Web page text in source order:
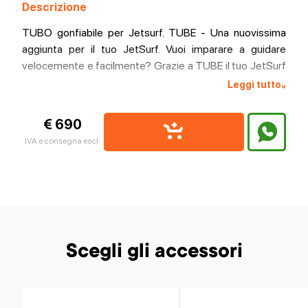
Descrizione
TUBO gonfiabile per Jetsurf. TUBE - Una nuovissima
aggiunta per il tuo JetSurf. Vuoi imparare a guidare
velocemente e facilmente? Grazie a TUBE il tuo JetSurf
diventerà più sicuro e stabile, soprattutto quando vuoi
perché TUBE è l'aggiunta giusta per ogni JetSurf. Con un
design gonfiabile di facile utilizzo, il TUBO di gomma è
facile da riporre e molto intuitivo per il trasporto. Il
Leggi tutto^
€ 690
IVA e consegna escl.
Scegli gli accessori